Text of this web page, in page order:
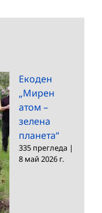
Екоден
„Мирен
атом –
зелена
планета“
335 прегледа |
8 май 2026 г.